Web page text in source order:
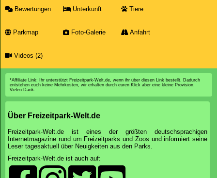
Bewertungen Unterkunft Tiere
Parkmap Foto-Galerie Anfahrt
Videos (2)
*Affiliate Link: Ihr unterstützt Freizeitpark-Welt.de, wenn ihr über diesen Link bestellt. Dadurch
entstehen euch keine Mehrkosten, wir erhalten durch euren Klick aber eine kleine Provision.
Vielen Dank.
Über Freizeitpark-Welt.de
Freizeitpark-Welt.de ist eines der größten deutschsprachigen
Internetmagazine rund um Freizeitparks und Zoos und informiert seine
Leser tagesaktuell über Neuigkeiten aus den Parks.
Freizeitpark-Welt.de ist auch auf: